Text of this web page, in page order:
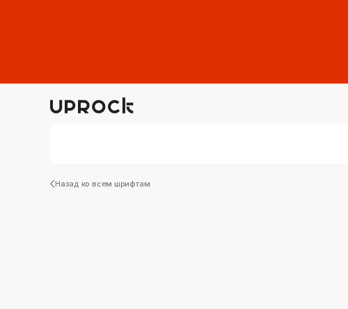
Назад ко всем шрифтам